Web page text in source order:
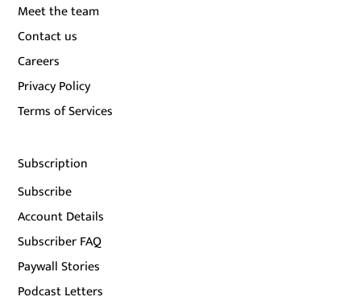
Meet the team
Contact us
Careers
Privacy Policy
Terms of Services
Subscription
Subscribe
Account Details
Subscriber FAQ
Paywall Stories
Podcast Letters